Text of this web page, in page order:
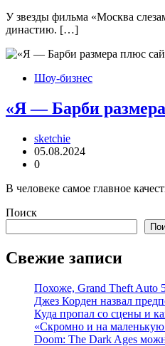
У звезды фильма «Москва
династию. […]
Шоу-бизнес
«Я — Барби
sketchie
05.08.2024
0
В человеке самое главное
Поиск
Свежие записи
Похоже, Grand Theft Auto
Джез Корден назвал
Куда пропал со сцены и
«Скромно и на маленькую
Doom: The Dark Ages